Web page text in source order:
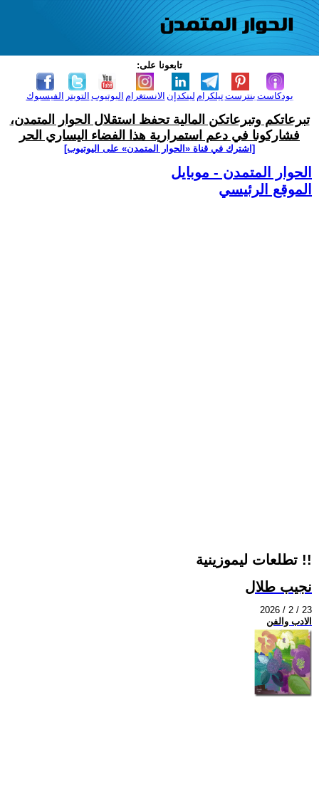
تابعونا على:
الفيسبوك التويتر اليوتيوب الانستغرام لينكدإن تيلكرامبنترست بودكاست
تبرعاتكم وتبرعاتكن المالية تحفظ استقلال الحوار المتمدن،
فشاركونا في دعم استمرارية هذا الفضاء اليساري الحر
[اشترك في قناة ‫«الحوار المتمدن» على اليوتيوب]
الحوار المتمدن - موبايل
الموقع الرئيسي
تطلعات ليموزينية !!
نجيب طلال
2026 / 2 / 23
الادب والفن